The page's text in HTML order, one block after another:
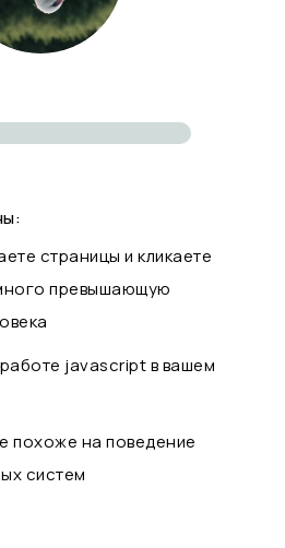
страницы и кликаете
превышающую
javascript в вашем
похоже на поведение
систем